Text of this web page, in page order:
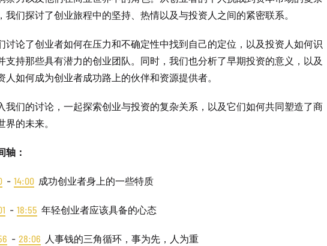
我们探讨了创业旅程中的坚持、热情以及与投资人之间的紧密联系。
讨论了创业者如何在压力和不确定性中找到自己的定位，以及投资人如何识
支持那些具有潜力的创业团队。同时，我们也分析了早期投资的意义，以及
人如何成为创业者成功路上的伙伴和资源提供者。
我们的讨论，一起探索创业与投资的复杂关系，以及它们如何共同塑造了商
界的未来。
轴：
- 14:00 成功创业者身上的一些特质
- 18:55 年轻创业者应该具备的心态
- 28:06 人事钱的三角循环，事为先，人为重